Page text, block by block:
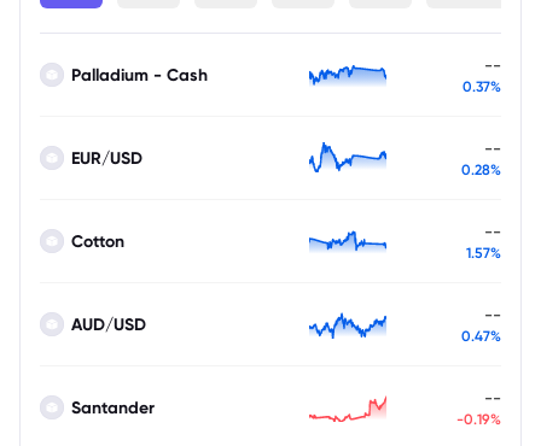
Palladium - Cash --
0.37%
EUR/USD --
0.28%
Cotton --
1.57%
AUD/USD --
0.47%
Santander --
-0.19%